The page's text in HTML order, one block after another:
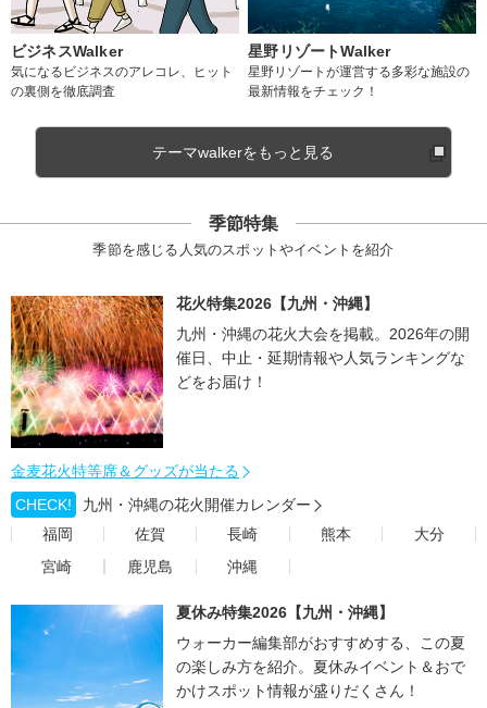
ビジネスWalker
気になるビジネスのアレコレ、ヒット
の裏側を徹底調査
星野リゾートWalker
星野リゾートが運営する多彩な施設の
最新情報をチェック！
テーマwalkerをもっと見る
季節特集
季節を感じる人気のスポットやイベントを紹介
花火特集2026【九州・沖縄】
九州・沖縄の花火大会を掲載。2026年の開
催日、中止・延期情報や人気ランキングな
どをお届け！
金麦花火特等席＆グッズが当たる
CHECK!
九州・沖縄の花火開催カレンダー
福岡
佐賀 長崎 熊本
大分
宮崎
鹿児島 沖縄
夏休み特集2026【九州・沖縄】
ウォーカー編集部がおすすめする、この夏
の楽しみ方を紹介。夏休みイベント＆おで
かけスポット情報が盛りだくさん！